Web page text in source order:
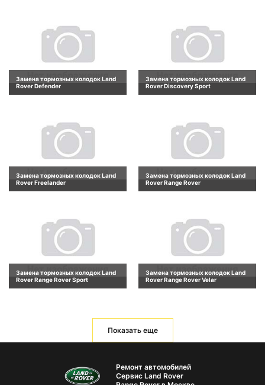
Замена тормозных колодок Land
Rover Defender
Замена тормозных колодок Land
Rover Discovery Sport
Замена тормозных колодок Land
Rover Freelander
Замена тормозных колодок Land
Rover Range Rover
Замена тормозных колодок Land
Rover Range Rover Sport
Замена тормозных колодок Land
Rover Range Rover Velar
Показать еще
Ремонт автомобилей
Сервис Land Rover